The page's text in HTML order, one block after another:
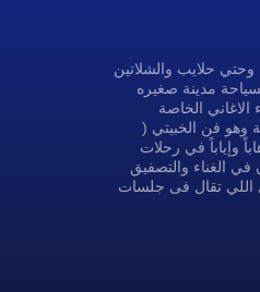
حلايب والشلاتين
مدينة صغيره
الاغاني الخاصة
وهو فن الخبيتي (
وإياباً في رحلات
الغناء والتصفيق
اللي تقال فى جلسات